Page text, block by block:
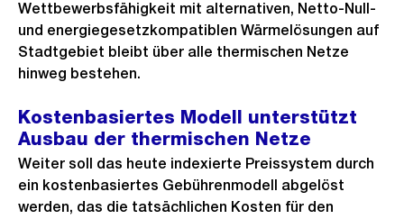
Wettbewerbsfähigkeit mit alternativen, Netto-Null-
und energiegesetzkompatiblen Wärmelösungen auf
Stadtgebiet bleibt über alle thermischen Netze
hinweg bestehen.
Kostenbasiertes Modell unterstützt
Ausbau der thermischen Netze
Weiter soll das heute indexierte Preissystem durch
ein kostenbasiertes Gebührenmodell abgelöst
werden, das die tatsächlichen Kosten für den